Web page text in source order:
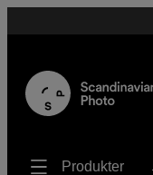
Produkter